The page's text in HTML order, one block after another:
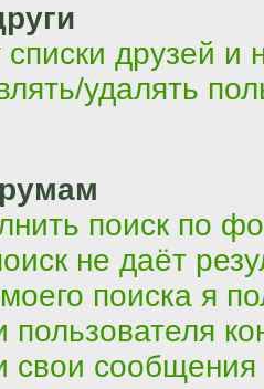
друзей и
удалять
поиск по
не даёт
поиска я
пользователя
свои